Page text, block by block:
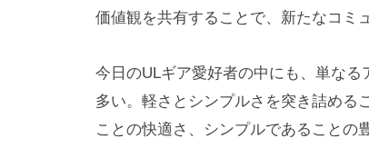
価値観を共有することで、新たなコミ
今日のULギア愛好者の中にも、単な
多い。軽さとシンプルさを突き詰める
ことの快適さ、シンプルであることの